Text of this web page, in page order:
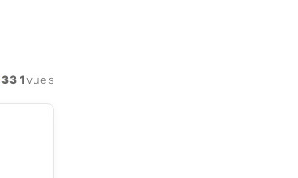
331vues